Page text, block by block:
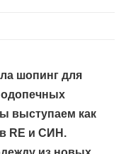
шопинг для
выступаем как
RE и СИН.